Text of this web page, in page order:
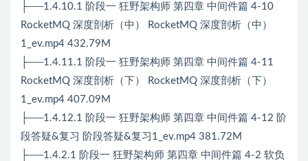
├──1.4.10.1 阶段一 狂野架构师 第四章 中间件篇 4-10
RocketMQ 深度剖析（中） RocketMQ 深度剖析（中）
1_ev.mp4 432.79M
├──1.4.11.1 阶段一 狂野架构师 第四章 中间件篇 4-11
RocketMQ 深度剖析（下） RocketMQ 深度剖析（下）
1_ev.mp4 407.09M
├──1.4.12.1 阶段一 狂野架构师 第四章 中间件篇 4-12 阶
段答疑&复习 阶段答疑&复习1_ev.mp4 381.72M
├──1.4.2.1 阶段一 狂野架构师 第四章 中间件篇 4-2 软负